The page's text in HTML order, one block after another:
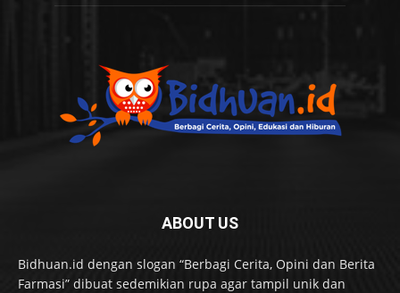
ABOUT US
Bidhuan.id dengan slogan “Berbagi Cerita, Opini dan Berita
Farmasi” dibuat sedemikian rupa agar tampil unik dan